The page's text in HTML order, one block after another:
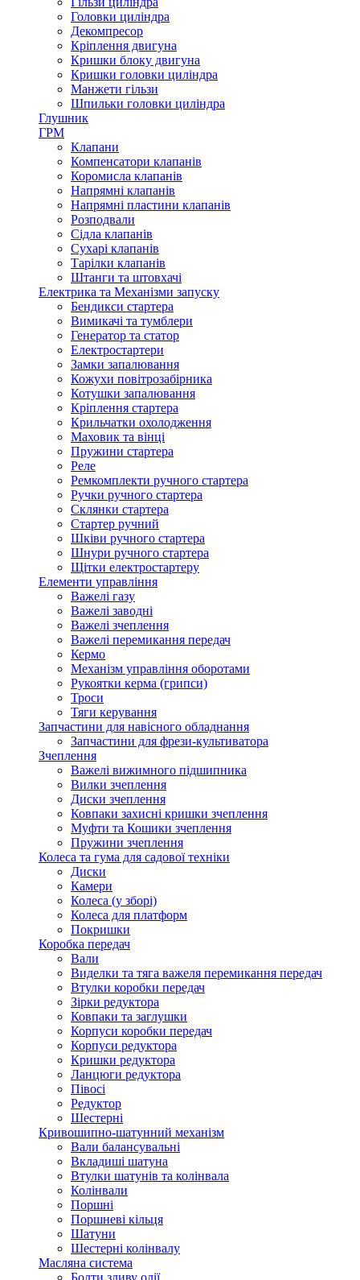
Головки циліндра
Декомпресор
Кріплення двигуна
Кришки блоку двигуна
Кришки головки циліндра
Манжети гільзи
Шпильки головки циліндра
Глушник
ГРМ
Клапани
Компенсатори клапанів
Коромисла клапанів
Напрямні клапанів
Напрямні пластини клапанів
Розподвали
Сідла клапанів
Сухарі клапанів
Тарілки клапанів
Штанги та штовхачі
Електрика та Механізми запуску
Бендикси стартера
Вимикачі та тумблери
Генератор та статор
Електростартери
Замки запалювання
Кожухи повітрозабірника
Котушки запалювання
Кріплення стартера
Крильчатки охолодження
Маховик та вінці
Пружини стартера
Реле
Ремкомплекти ручного стартера
Ручки ручного стартера
Склянки стартера
Стартер ручний
Шківи ручного стартера
Шнури ручного стартера
Щітки електростартеру
Елементи управління
Важелі газу
Важелі заводні
Важелі зчеплення
Важелі перемикання передач
Кермо
Механізм управління оборотами
Рукоятки керма (грипси)
Троси
Тяги керування
Запчастини для навісного обладнання
Запчастини для фрези-культиватора
Зчеплення
Важелі вижимного підшипника
Вилки зчеплення
Диски зчеплення
Ковпаки захисні кришки зчеплення
Муфти та Кошики зчеплення
Пружини зчеплення
Колеса та гума для садової техніки
Диски
Камери
Колеса (у зборі)
Колеса для платформ
Покришки
Коробка передач
Вали
Виделки та тяга важеля перемикання передач
Втулки коробки передач
Зірки редуктора
Ковпаки та заглушки
Корпуси коробки передач
Корпуси редуктора
Кришки редуктора
Ланцюги редуктора
Півосі
Редуктор
Шестерні
Кривошипно-шатунний механізм
Вали балансувальні
Вкладиші шатуна
Втулки шатунів та колінвала
Колінвали
Поршні
Поршневі кільця
Шатуни
Шестерні колінвалу
Масляна система
Болти зливу олії